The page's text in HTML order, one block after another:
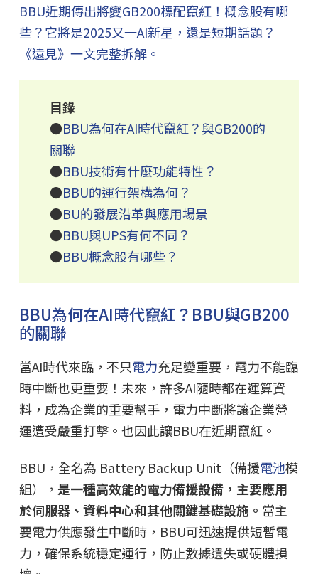
BBU近期傳出將變GB200標配竄紅！概念股有哪
些？它將是2025又一AI新星，還是短期話題？
《遠見》一文完整拆解。
目錄
●BBU為何在AI時代竄紅？與GB200的
關聯
●BBU技術有什麼功能特性？
●BBU的運行架構為何？
●BU的發展沿革與應用場景
●BBU與UPS有何不同？
●BBU概念股有哪些？
BBU為何在AI時代竄紅？BBU與GB200
的關聯
當AI時代來臨，不只電力充足變重要，電力不能臨
時中斷也更重要！未來，許多AI隨時都在運算資
料，成為企業的重要幫手，電力中斷將讓企業營
運遭受嚴重打擊。也因此讓BBU在近期竄紅。
BBU，全名為 Battery Backup Unit（備援電池模
組）， 是一種高效能的電力備援設備，主要應用
於伺服器、資料中心和其他關鍵基礎設施。 當主
要電力供應發生中斷時，BBU可迅速提供短暫電
力，確保系統穩定運行，防止數據遺失或硬體損